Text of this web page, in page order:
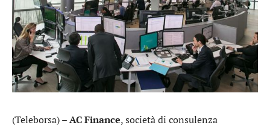
(Teleborsa) –AC Finance, società di consulenza